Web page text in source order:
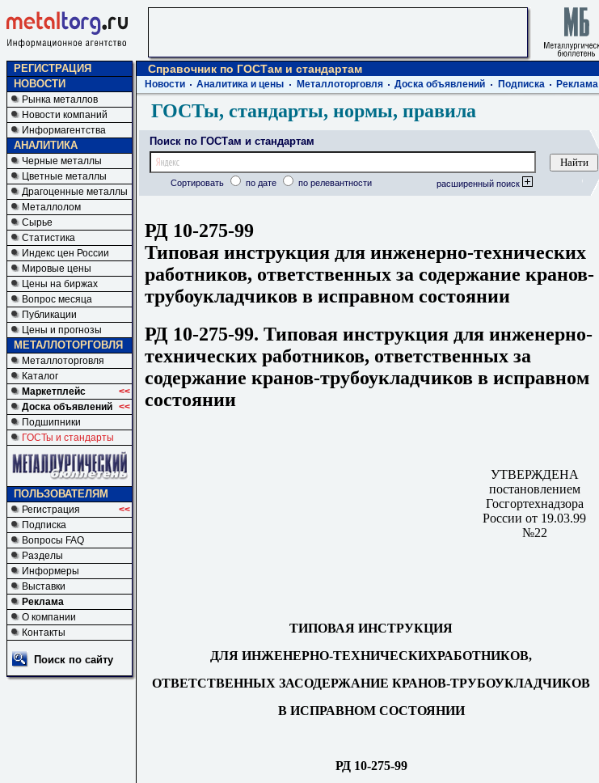
РЕГИСТРАЦИЯ
НОВОСТИ
Рынка металлов
Новости компаний
Информагентства
АНАЛИТИКА
Черные металлы
Цветные металлы
Драгоценные металлы
Металлолом
Сырье
Статистика
Индекс цен России
Мировые цены
Цены на биржах
Вопрос месяца
Публикации
Цены и прогнозы
МЕТАЛЛОТОРГОВЛЯ
Металлоторговля
Каталог
Маркетплейс
<<
Доска объявлений <<
Подшипники
ГОСТы и стандарты
ПОЛЬЗОВАТЕЛЯМ
Регистрация
<<
Подписка
Вопросы FAQ
Разделы
Информеры
Выставки
Реклама
О компании
Контакты
Поиск по сайту
Справочник по ГОСТам и стандартам
Новости Аналитика и цены Металлоторговля Доска объявлений Подписка Реклама
ГОСТы, стандарты, нормы, правила
Поиск по ГОСТам и стандартам
Сортировать по дате по релевантности расширенный поиск
РД 10-275-99
Типовая инструкция для инженерно-технических
работников, ответственных за содержание кранов-
трубоукладчиков в исправном состоянии
РД 10-275-99. Типовая инструкция для инженерно-
технических работников, ответственных за
содержание кранов-трубоукладчиков в исправном
состоянии
УТВЕРЖДЕНА
постановлением
Госгортехнадзора
России от 19.03.99
№22
ТИПОВАЯ ИНСТРУКЦИЯ
ДЛЯ ИНЖЕНЕРНО-ТЕХНИЧЕСКИХРАБОТНИКОВ,
ОТВЕТСТВЕННЫХ ЗАСОДЕРЖАНИЕ КРАНОВ-ТРУБОУКЛАДЧИКОВ
В ИСПРАВНОМ СОСТОЯНИИ
РД 10-275-99